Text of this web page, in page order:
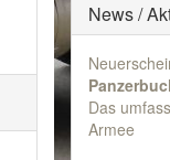
News /
Das
Armee